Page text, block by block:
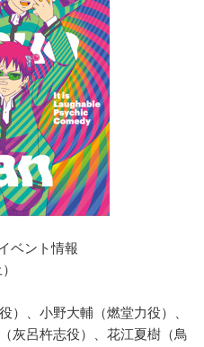
ベント情報
、小野大輔（燃堂力役）、
灰呂杵志役）、花江夏樹（鳥